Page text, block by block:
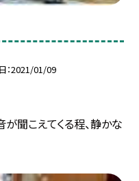
2021/01/09
聞こえてくる程、静かな